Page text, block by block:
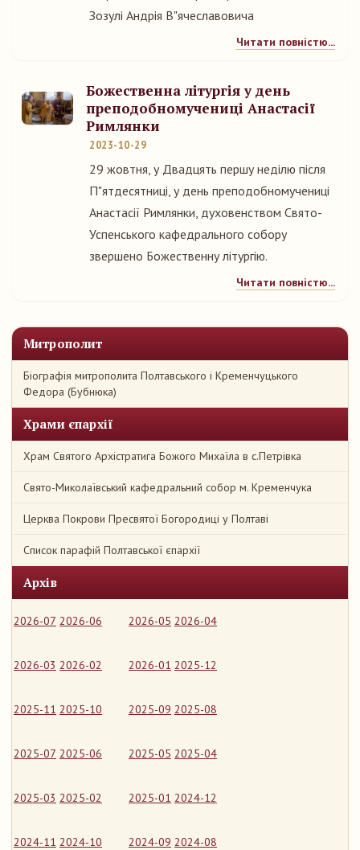
Митрополит
Біографія митрополита Полтавського і Кременчуцького
Федора (Бубнюка)
Храми єпархії
Храм Святого Архістратига Божого Михаїла в с.Петрівка
Свято-Миколаївський кафедральний собор м. Кременчука
Церква Покрови Пресвятої Богородиці у Полтаві
Список парафій Полтавської єпархії
Архів
2026-07 2026-06 2026-05 2026-04
2026-03 2026-02 2026-01 2025-12
2025-11 2025-10 2025-09 2025-08
2025-07 2025-06 2025-05 2025-04
2025-03 2025-02 2025-01 2024-12
2024-11 2024-10 2024-09 2024-08
Зозулі Андрія В"ячеславовича
Читати повністю...
Божественна літургія у день
преподобномучениці Анастасії
Римлянки
2023-10-29
29 жовтня, у Двадцять першу неділю після
П"ятдесятниці, у день преподобномучениці
Анастасії Римлянки, духовенством Свято-
Успенського кафедрального собору
звершено Божественну літургію.
Читати повністю...